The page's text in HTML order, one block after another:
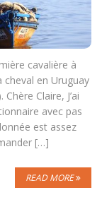
cavalière à
cheval en Uruguay
Claire, J’ai
avec pas
est assez
[…]
READ MORE